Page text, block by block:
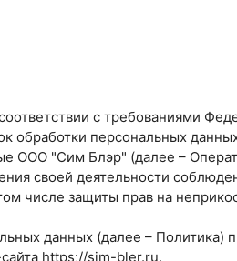
с требованиями
обработки персональных
ООО "Сим Блэр" (далее –
своей деятельности
числе защиты прав на
данных (далее – Политика)
httpsː//sim-bler.ru.